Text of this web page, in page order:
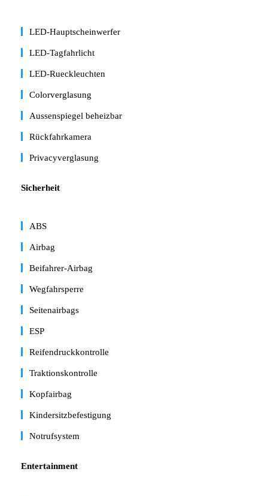
LED-Hauptscheinwerfer
LED-Tagfahrlicht
LED-Rueckleuchten
Colorverglasung
Aussenspiegel beheizbar
Rückfahrkamera
Privacyverglasung
Sicherheit
ABS
Airbag
Beifahrer-Airbag
Wegfahrsperre
Seitenairbags
ESP
Reifendruckkontrolle
Traktionskontrolle
Kopfairbag
Kindersitzbefestigung
Notrufsystem
Entertainment